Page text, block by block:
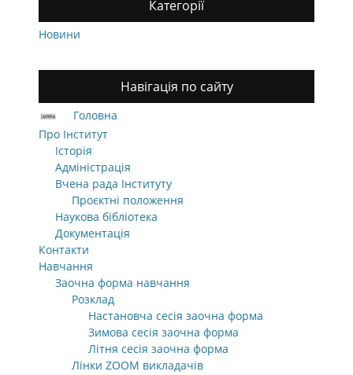
Категорії
Новини
Навігація по сайту
Головна
Про Інститут
Історія
Адміністрація
Вчена рада Інституту
Проєктні положення
Наукова бібліотека
Документація
Контакти
Навчання
Заочна форма навчання
Розклад
Настановча сесія заочна форма
Зимова сесія заочна форма
Літня сесія заочна форма
Лінки ZOOM викладачів